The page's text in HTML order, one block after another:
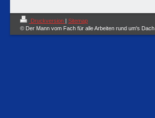
Druckversion | Sitemap
© Der Mann vom Fach für alle Arbeiten rund um's Dach